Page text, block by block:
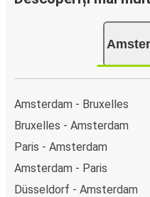
Google și Apple Pay.
bordul autocarelor sau la
Amsterdam - Bruxelles
Bruxelles - Amsterdam
Paris - Amsterdam
Amsterdam - Paris
Düsseldorf - Amsterdam